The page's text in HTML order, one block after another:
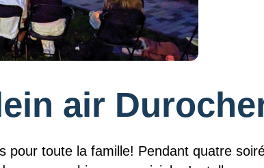
air
pour toute la famille! Pendant quatre